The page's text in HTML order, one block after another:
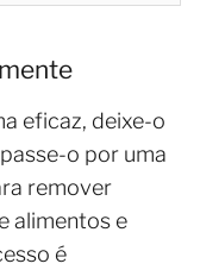
eficaz, deixe-o
o por uma
remover
alimentos e
é